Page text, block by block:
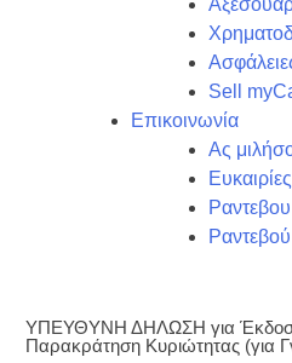
Sell
Επικοινωνία
Ας
ΥΠΕΥΘΥΝΗ ΔΗΛΩΣΗ για
Παρακράτηση Κυριώτητας (για